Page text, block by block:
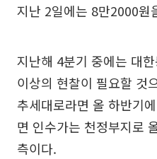
지난 2일에는 8만2000원
지난해 4분기 중에는 대
이상의 현찰이 필요할 것
추세대로라면 올 하반기
면 인수가는 천정부지로
측이다.